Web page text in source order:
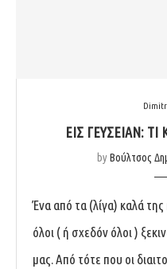
ΕΙΣ ΓΕΥΣΕΊΑΝ:
byΒούλτσος
Ένα από τα (λίγα) καλά της
όλοι ( ή σχεδόν όλοι )
μας. Από τότε που οι